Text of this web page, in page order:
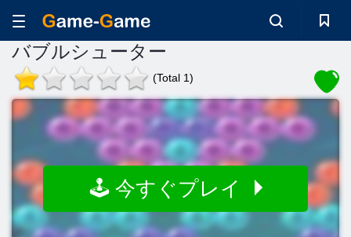
バブルシューター
(Total 1)
🕹️ 今すぐプレイ